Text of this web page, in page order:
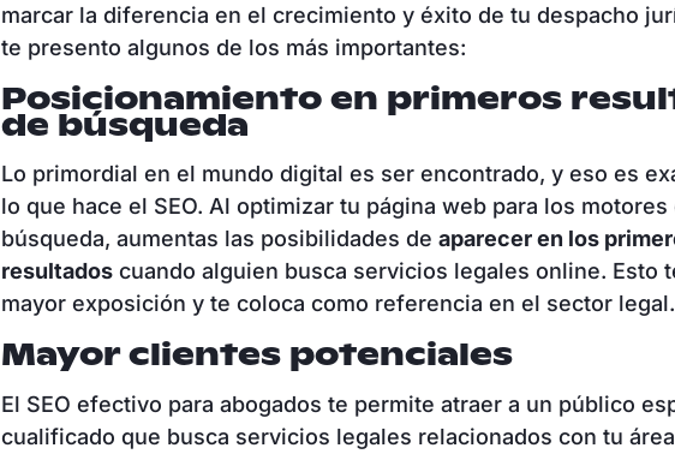
marcar la diferencia en el crecimiento y éxito de tu despacho
te presento algunos de los más importantes:
Posicionamiento en primeros
de búsqueda
Lo primordial en el mundo digital es ser encontrado, y eso es
lo que hace el SEO. Al optimizar tu página web para los motores
búsqueda, aumentas las posibilidades deaparecer en los
resultados cuando alguien busca servicios legales online. Esto
mayor exposición y te coloca como referencia en el sector legal.
Mayor clientes potenciales
El SEO efectivo para abogados te permite atraer a un público
cualificado que busca servicios legales relacionados con tu